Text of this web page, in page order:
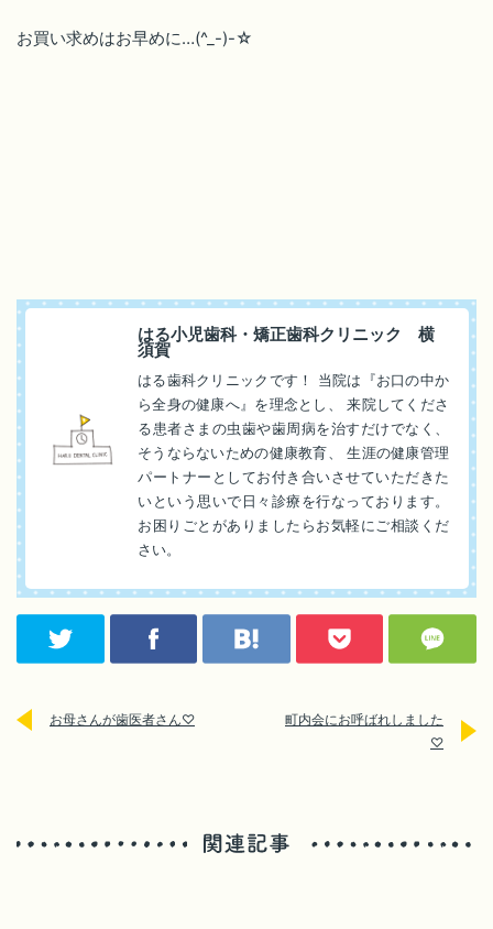
お買い求めはお早めに…(^_-)-☆
はる小児歯科・矯正歯科クリニック 横
須賀
はる歯科クリニックです！ 当院は『お口の中か
ら全身の健康へ』を理念とし、 来院してくださ
る患者さまの虫歯や歯周病を治すだけでなく、
そうならないための健康教育、 生涯の健康管理
パートナーとしてお付き合いさせていただきた
いという思いで日々診療を行なっております。
お困りごとがありましたらお気軽にご相談くだ
さい。
お母さんが歯医者さん♡
町内会にお呼ばれしました
♡